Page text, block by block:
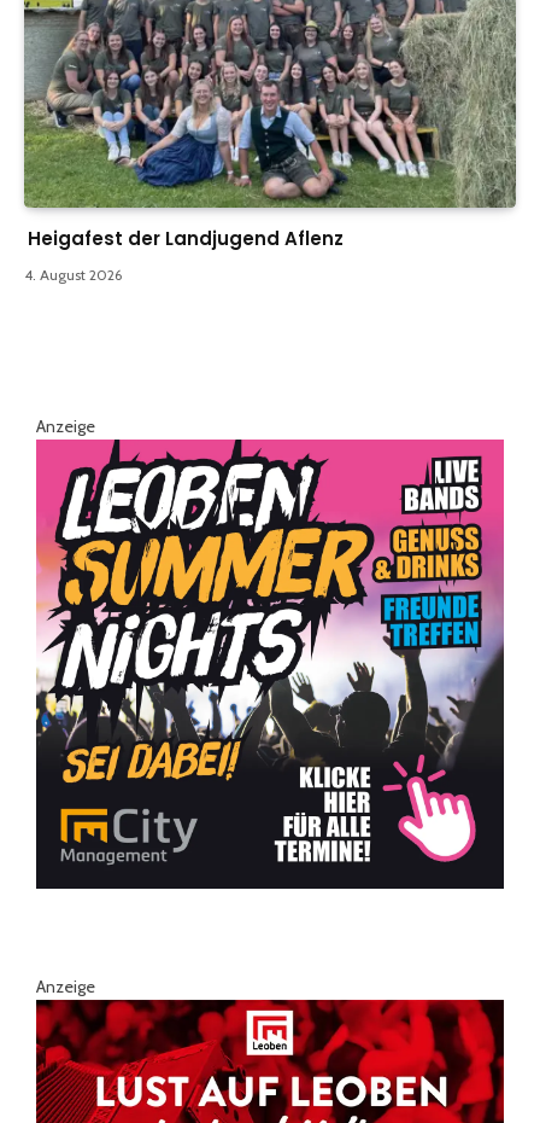
Heigafest der Landjugend Aflenz
4. August 2026
Anzeige
Anzeige